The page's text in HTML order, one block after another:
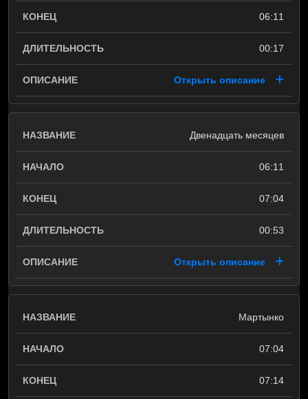
06:11
00:17
Открыть описание
Двенадцать месяцев
06:11
07:04
00:53
Открыть описание
Мартынко
07:04
07:14